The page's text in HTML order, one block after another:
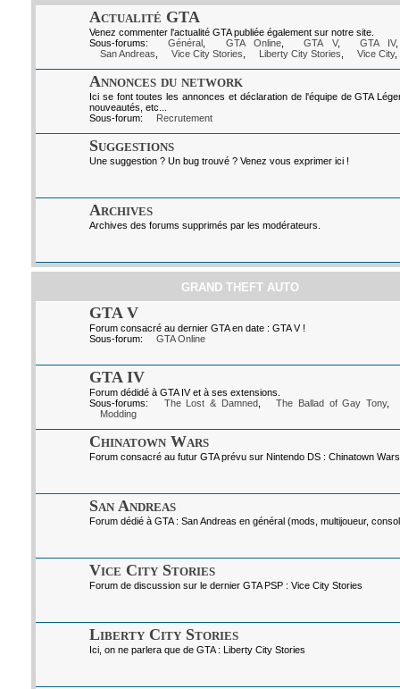
Actualité GTA
Venez commenter l'actualité GTA publiée également sur notre site.
Sous-forums:
Général GTA Online, GTA V, GTA IV
San Andreas
Vice City Stories Liberty City Stories Vice City,
Annonces du network
Ici se font toutes les annonces et déclaration de l'équipe de GTA
nouveautés, etc...
Sous-forum:
Recrutement
Suggestions
Une suggestion ? Un bug trouvé ? Venez vous exprimer ici !
Archives
Archives des forums supprimés par les modérateurs.
GRAND THEFT AUTO
GTA V
Forum consacré au dernier GTA en date : GTA V !
Sous-forum:
GTA Online
GTA IV
Forum dédidé à GTA IV et à ses extensions.
Sous-forums:
The Lost & Damned, The Ballad of Gay Tony,
Modding
Chinatown Wars
Forum consacré au futur GTA prévu sur Nintendo DS : Chinatown Wars
San Andreas
Forum dédié à GTA : San Andreas en général (mods, multijoueur,
Vice City Stories
Forum de discussion sur le dernier GTA PSP : Vice City Stories
Liberty City Stories
Ici, on ne parlera que de GTA : Liberty City Stories